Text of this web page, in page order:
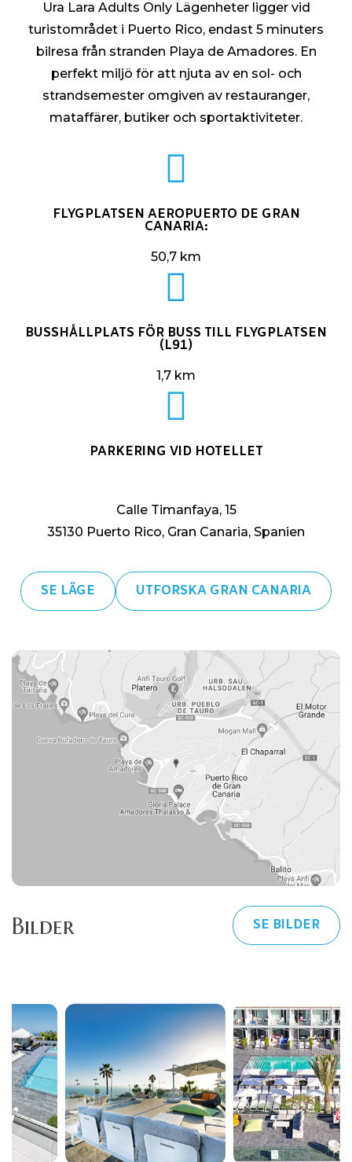
Ura Lara Adults Only Lägenheter ligger vid
turistområdet i Puerto Rico, endast 5 minuters
bilresa från stranden Playa de Amadores. En
perfekt miljö för att njuta av en sol- och
strandsemester omgiven av restauranger,
mataffärer, butiker och sportaktiviteter.
FLYGPLATSEN AEROPUERTO DE GRAN
CANARIA:
50,7 km
BUSSHÅLLPLATS FÖR BUSS TILL FLYGPLATSEN
(L91)
1,7 km
PARKERING VID HOTELLET
Calle Timanfaya, 15
35130 Puerto Rico, Gran Canaria, Spanien
SE LÄGE UTFORSKA GRAN CANARIA
Bilder SE BILDER